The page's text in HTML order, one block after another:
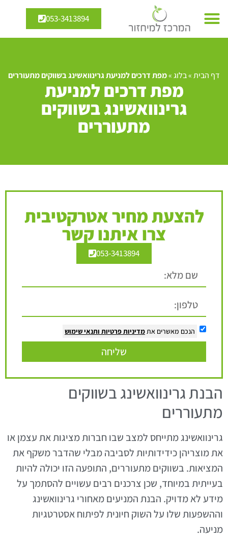
053-3413894
דף הבית»בלוג»מפת דרכים למניעת גרינוואשינג בשווקים מתעוררים
מפת דרכים למניעת
גרינוואשינג בשווקים
מתעוררים
להצעת מחיר אטרקטיבית
צרו איתנו קשר
053-3413894
הנכם מאשרים את מדיניות פרטיות ותנאי שימוש
שליחה
הבנת גרינוואשינג בשווקים
מתעוררים
גרינוואשינג מתייחס למצב שבו חברות מציגות את עצמן או
את מוצריהן כידידותיות לסביבה מבלי שהדבר משקף את
המציאות. בשווקים מתעוררים, התופעה הזו יכולה להיות
בעייתית במיוחד, שכן צרכנים רבים עשויים להסתמך על
מידע לא מדויק. הבנת המניעים מאחורי גרינוואשינג
וההשפעות שלו על השוק חיונית לפיתוח אסטרטגיות
מניעה.